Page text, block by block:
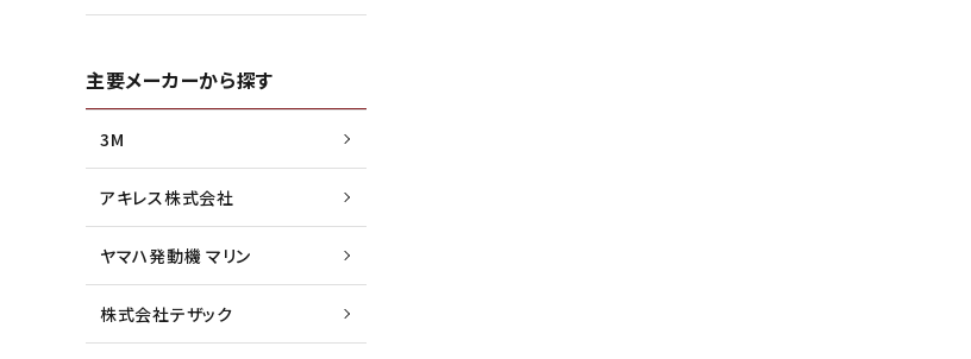
主要メーカーから探す
3M
アキレス株式会社
ヤマハ発動機 マリン
株式会社テザック